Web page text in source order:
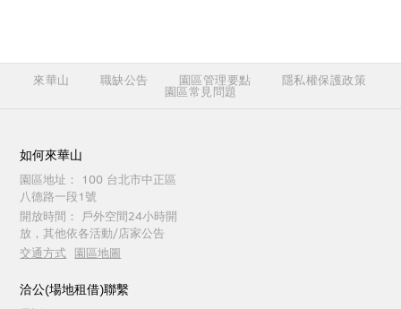
來華山 職缺公告 園區管理要點 隱私權保護政策
園區常見問題
如何來華山
園區地址：
100 台北市中正區
八德路一段1號
開放時間：
戶外空間24小時開
放，其他依各活動/店家公告
交通方式 園區地圖
洽公(場地租借)聯繫